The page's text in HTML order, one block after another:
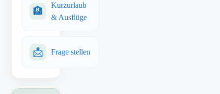
🏨
Kurzurlaub
& Ausflüge
📩 Frage stellen